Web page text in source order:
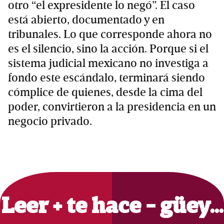
otro “el expresidente lo negó”. El caso
está abierto, documentado y en
tribunales. Lo que corresponde ahora no
es el silencio, sino la acción. Porque si el
sistema judicial mexicano no investiga a
fondo este escándalo, terminará siendo
cómplice de quienes, desde la cima del
poder, convirtieron a la presidencia en un
negocio privado.
Primary
Sidebar
Leer + te hace - güey…